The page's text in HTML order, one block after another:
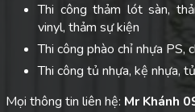
Thi công thảm lót sàn,
vinyl, thảm sự kiện
Thi công phào chỉ nhựa PS,
Thi công tủ nhựa, kệ nhựa,
Mọi thông tin liên hệ: Mr Khánh